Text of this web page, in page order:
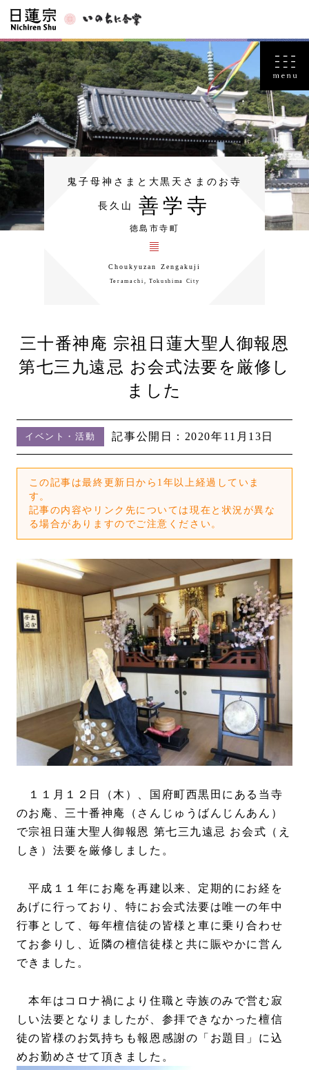
鬼子母神さまと大黒天さまのお寺
長久山 善学寺
徳島市寺町
Choukyuzan Zengakuji
Teramachi, Tokushima City
三十番神庵 宗祖日蓮大聖人御報恩
第七三九遠忌 お会式法要を厳修し
ました
イベント・活動 記事公開日： 2020年11月13日
この記事は最終更新日から1年以上経過していま
す。
記事の内容やリンク先については現在と状況が異な
る場合がありますのでご注意ください。
１１月１２日（木）、国府町西黒田にある当寺
のお庵、三十番神庵（さんじゅうばんじんあん）
で宗祖日蓮大聖人御報恩 第七三九遠忌 お会式（え
しき）法要を厳修しました。
平成１１年にお庵を再建以来、定期的にお経を
あげに行っており、特にお会式法要は唯一の年中
行事として、毎年檀信徒の皆様と車に乗り合わせ
てお参りし、近隣の檀信徒様と共に賑やかに営ん
できました。
本年はコロナ禍により住職と寺族のみで営む寂
しい法要となりましたが、参拝できなかった檀信
徒の皆様のお気持ちも報恩感謝の「お題目」に込
めお勤めさせて頂きました。